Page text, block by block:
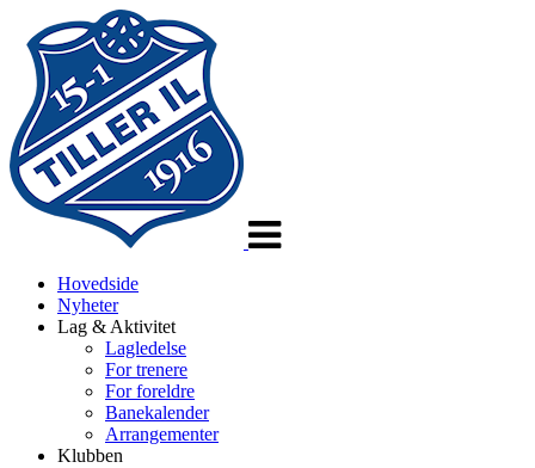
Hovedside
Nyheter
Lag & Aktivitet
Lagledelse
For trenere
For foreldre
Banekalender
Arrangementer
Klubben